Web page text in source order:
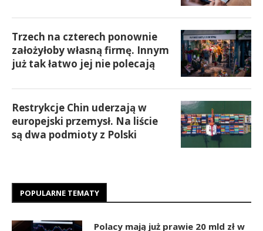
Trzech na czterech ponownie
założyłoby własną firmę. Innym
już tak łatwo jej nie polecają
Restrykcje Chin uderzają w
europejski przemysł. Na liście
są dwa podmioty z Polski
POPULARNE TEMATY
Polacy mają już prawie 20 mld zł w